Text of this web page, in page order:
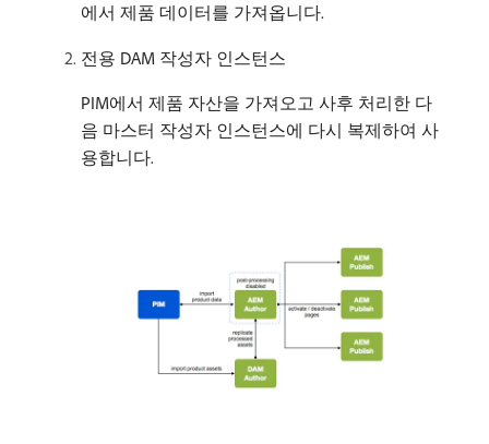
에서 제품 데이터를 가져옵니다.
전용 DAM 작성자 인스턴스
PIM에서 제품 자산을 가져오고 사후 처리한 다
음 마스터 작성자 인스턴스에 다시 복제하여 사
용합니다.